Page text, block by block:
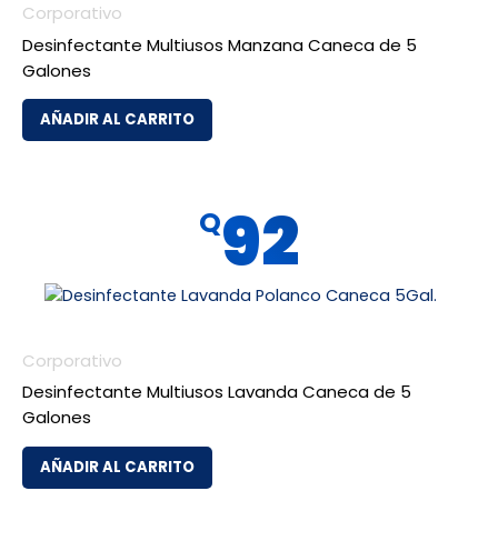
Corporativo
Desinfectante Multiusos Manzana Caneca de 5
Galones
AÑADIR AL CARRITO
Corporativo
Desinfectante Multiusos Lavanda Caneca de 5
Galones
Q92
AÑADIR AL CARRITO